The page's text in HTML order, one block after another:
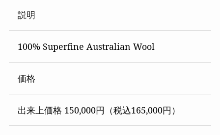
説明
100% Superfine Australian Wool
価格
出来上価格 150,000円（税込165,000円）